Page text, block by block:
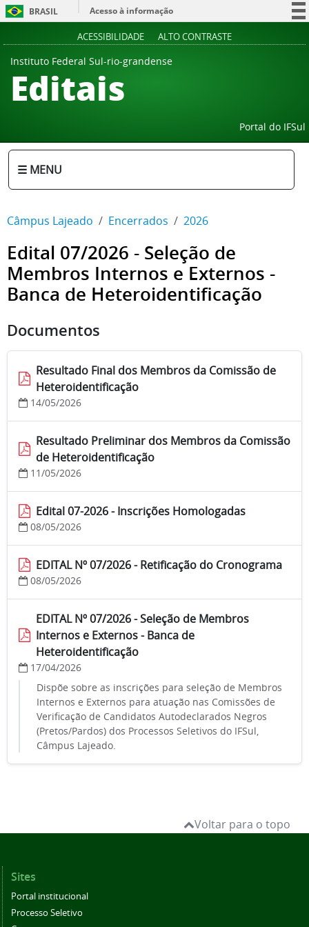
BRASIL
Acesso à informação
ACESSIBILIDADE ALTO CONTRASTE
Instituto Federal Sul-rio-grandense
Editais
Portal do IFSul
☰ MENU
Câmpus Lajeado Encerrados 2026
Edital 07/2026 - Seleção de
Membros Internos e Externos -
Banca de Heteroidentificação
Documentos
Resultado Final dos Membros da Comissão de
Heteroidentificação
14/05/2026
Resultado Preliminar dos Membros da Comissão
de Heteroidentificação
11/05/2026
Edital 07-2026 - Inscrições Homologadas
08/05/2026
EDITAL Nº 07/2026 - Retificação do Cronograma
08/05/2026
EDITAL Nº 07/2026 - Seleção de Membros
Internos e Externos - Banca de
Heteroidentificação
17/04/2026
Dispõe sobre as inscrições para seleção de Membros
Internos e Externos para atuação nas Comissões de
Verificação de Candidatos Autodeclarados Negros
(Pretos/Pardos) dos Processos Seletivos do IFSul,
Câmpus Lajeado.
Voltar para o topo
Sites
Portal institucional
Processo Seletivo